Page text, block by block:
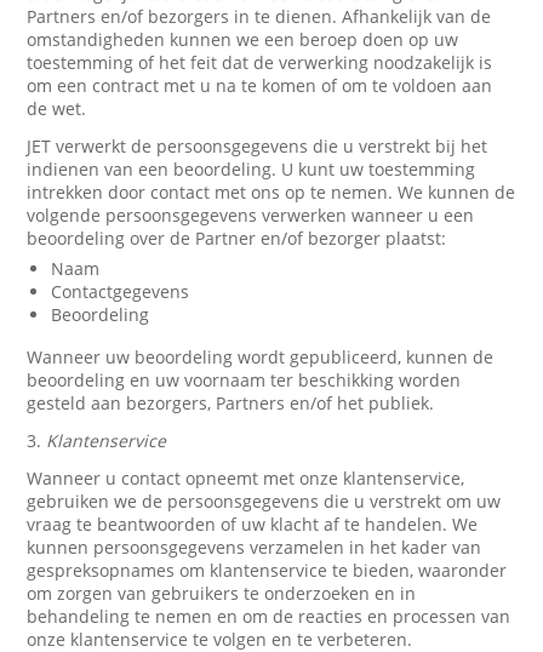
Partners en/of bezorgers in te dienen. Afhankelijk van de
omstandigheden kunnen we een beroep doen op uw
toestemming of het feit dat de verwerking noodzakelijk is
om een contract met u na te komen of om te voldoen aan
de wet.
JET verwerkt de persoonsgegevens die u verstrekt bij het
indienen van een beoordeling. U kunt uw toestemming
intrekken door contact met ons op te nemen. We kunnen de
volgende persoonsgegevens verwerken wanneer u een
beoordeling over de Partner en/of bezorger plaatst:
Naam
Contactgegevens
Beoordeling
Wanneer uw beoordeling wordt gepubliceerd, kunnen de
beoordeling en uw voornaam ter beschikking worden
gesteld aan bezorgers, Partners en/of het publiek.
3. Klantenservice
Wanneer u contact opneemt met onze klantenservice,
gebruiken we de persoonsgegevens die u verstrekt om uw
vraag te beantwoorden of uw klacht af te handelen. We
kunnen persoonsgegevens verzamelen in het kader van
gespreksopnames om klantenservice te bieden, waaronder
om zorgen van gebruikers te onderzoeken en in
behandeling te nemen en om de reacties en processen van
onze klantenservice te volgen en te verbeteren.